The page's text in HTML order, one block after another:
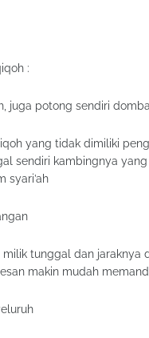
:
juga potong sendiri
yang tidak dimiliki
sendiri kambingnya
syari’ah
tunggal dan jaraknya
makin mudah